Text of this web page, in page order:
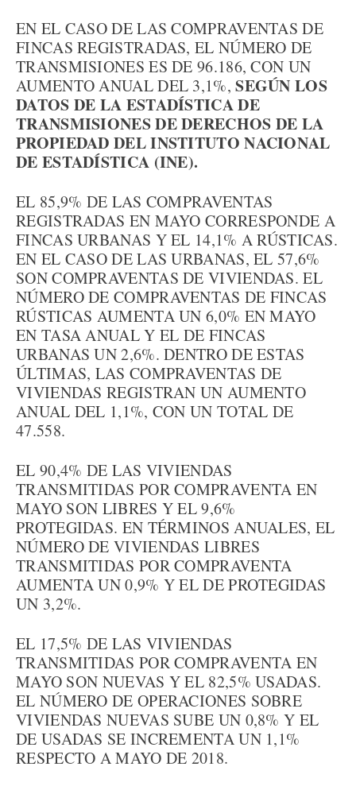
EN EL CASO DE LAS COMPRAVENTAS DE
FINCAS REGISTRADAS, EL NÚMERO DE
TRANSMISIONES ES DE 96.186, CON UN
AUMENTO ANUAL DEL 3,1%,SEGÚN LOS
DATOS DE LA ESTADÍSTICA DE
TRANSMISIONES DE DERECHOS DE LA
PROPIEDAD DEL INSTITUTO NACIONAL
DE ESTADÍSTICA (INE).
EL 85,9% DE LAS COMPRAVENTAS
REGISTRADAS EN MAYO CORRESPONDE A
FINCAS URBANAS Y EL 14,1% A RÚSTICAS.
EN EL CASO DE LAS URBANAS, EL 57,6%
SON COMPRAVENTAS DE VIVIENDAS. EL
NÚMERO DE COMPRAVENTAS DE FINCAS
RÚSTICAS AUMENTA UN 6,0% EN MAYO
EN TASA ANUAL Y EL DE FINCAS
URBANAS UN 2,6%. DENTRO DE ESTAS
ÚLTIMAS, LAS COMPRAVENTAS DE
VIVIENDAS REGISTRAN UN AUMENTO
ANUAL DEL 1,1%, CON UN TOTAL DE
47.558.
EL 90,4% DE LAS VIVIENDAS
TRANSMITIDAS POR COMPRAVENTA EN
MAYO SON LIBRES Y EL 9,6%
PROTEGIDAS. EN TÉRMINOS ANUALES, EL
NÚMERO DE VIVIENDAS LIBRES
TRANSMITIDAS POR COMPRAVENTA
AUMENTA UN 0,9% Y EL DE PROTEGIDAS
UN 3,2%.
EL 17,5% DE LAS VIVIENDAS
TRANSMITIDAS POR COMPRAVENTA EN
MAYO SON NUEVAS Y EL 82,5% USADAS.
EL NÚMERO DE OPERACIONES SOBRE
VIVIENDAS NUEVAS SUBE UN 0,8% Y EL
DE USADAS SE INCREMENTA UN 1,1%
RESPECTO A MAYO DE 2018.